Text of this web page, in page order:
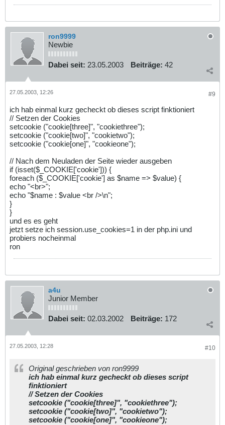
ron9999
Newbie
Dabei seit: 23.05.2003 Beiträge: 42
#9
27.05.2003, 12:26
ich hab einmal kurz gecheckt ob dieses script finktioniert
// Setzen der Cookies
setcookie ("cookie[three]", "cookiethree");
setcookie ("cookie[two]", "cookietwo");
setcookie ("cookie[one]", "cookieone");
// Nach dem Neuladen der Seite wieder ausgeben
if (isset($_COOKIE['cookie'])) {
foreach ($_COOKIE['cookie'] as $name => $value) {
echo "<br>";
echo "$name : $value <br />\n";
}
}
und es es geht
jetzt setze ich session.use_cookies=1 in der php.ini und
probiers nocheinmal
ron
a4u
Junior Member
Dabei seit: 02.03.2002 Beiträge: 172
#10
27.05.2003, 12:28
Original geschrieben von ron9999
ich hab einmal kurz gecheckt ob dieses script
finktioniert
// Setzen der Cookies
setcookie ("cookie[three]", "cookiethree");
setcookie ("cookie[two]", "cookietwo");
setcookie ("cookie[one]", "cookieone");